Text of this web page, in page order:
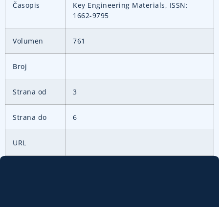
Časopis
Key Engineering Materials, ISSN:
1662-9795
Volumen 761
Broj
Strana od 3
Strana do 6
URL